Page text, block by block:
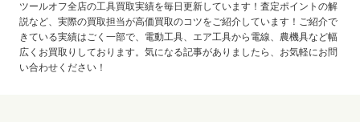
ツールオフ全店の工具買取実績を毎日更新しています！査定ポイントの解
説など、実際の買取担当が高価買取のコツをご紹介しています！ご紹介で
きている実績はごく一部で、電動工具、エア工具から電線、農機具など幅
広くお買取りしております。気になる記事がありましたら、お気軽にお問
い合わせください！